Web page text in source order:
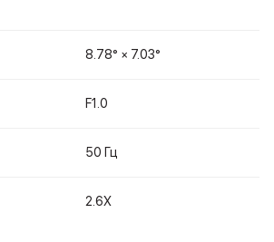
8.78° × 7.03°
F1.0
50 Гц
2.6X